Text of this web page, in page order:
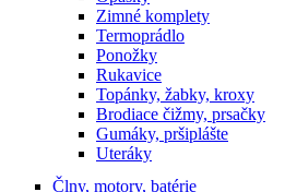
Zimné komplety
Termoprádlo
Ponožky
Rukavice
Topánky, žabky, kroxy
Brodiace čižmy, prsačky
Gumáky, pršiplášte
Uteráky
Člny, motory, batérie